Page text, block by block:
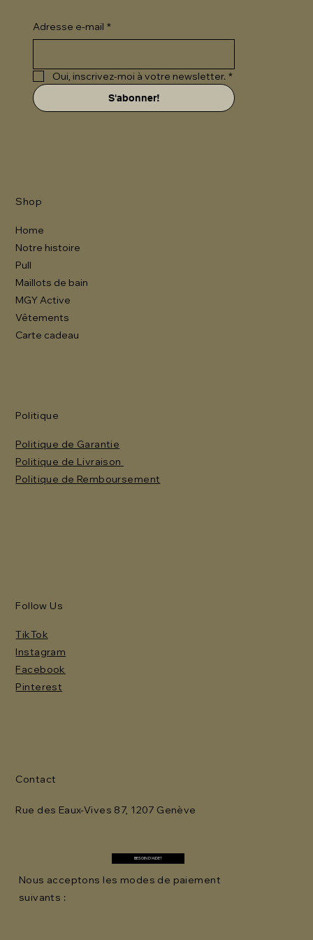
Adresse e-mail *
Oui, inscrivez-moi à votre newsletter. *
S'abonner!
Shop
Home
Notre histoire
Pull
Maillots de bain
MGY Active
Vêtements
Carte cadeau
Politique
Politique de Garantie
Politique de Livraison
Politique de Remboursement
Follow Us
TikTok
Instagram
Facebook
Pinterest
Contact
Rue des Eaux-Vives 87, 1207 Genève
BESOIN D'AIDE?
Nous acceptons les modes de paiement
suivants :